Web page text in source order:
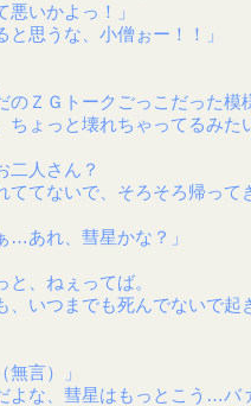
悪いかよっ！」
と思うな、小僧ぉー！！」
のＺＧトークごっこだった模
ちょっと壊れちゃってるみた
二人さん？
ててないで、そろそろ帰って
…あれ、彗星かな？」
と、ねぇってば。
、いつまでも死んでないで起
言）」
よな、彗星はもっとこう…